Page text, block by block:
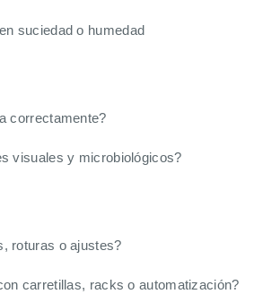
suciedad o humedad
correctamente?
visuales y microbiológicos?
roturas o ajustes?
carretillas, racks o automatización?